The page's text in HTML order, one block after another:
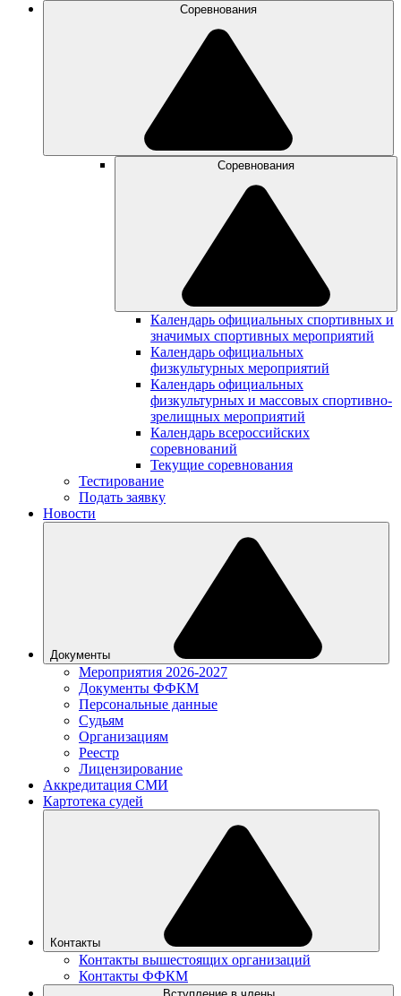
Соревнования
Соревнования
Календарь официальных спортивных и
значимых спортивных мероприятий
Календарь официальных
физкультурных мероприятий
Календарь официальных
физкультурных и массовых спортивно-
зрелищных мероприятий
Календарь всероссийских
соревнований
Текущие соревнования
Тестирование
Подать заявку
Новости
Документы
Мероприятия 2026-2027
Документы ФФКМ
Персональные данные
Судьям
Организациям
Реестр
Лицензирование
Аккредитация СМИ
Картотека судей
Контакты
Контакты вышестоящих организаций
Контакты ФФКМ